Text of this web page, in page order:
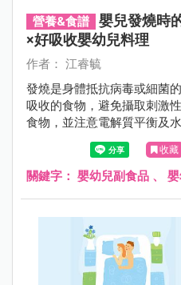
營養&食譜
嬰兒發燒時
×好吸收嬰幼兒料理
作者： 江睿毓
發燒是身體抵抗病毒或細菌
吸收的食物，避免攝取刺激
食物，並注意電解質平衡及
衡、適當活動及良好衛生習
蛋白×好吸收嬰幼兒料理，收藏
關鍵字： 嬰幼兒副食品 、